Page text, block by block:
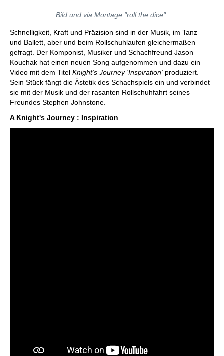
Bild und via Montage "roll the dice"
Schnelligkeit, Kraft und Präzision sind in der Musik, im Tanz
und Ballett, aber und beim Rollschuhlaufen gleichermaßen
gefragt. Der Komponist, Musiker und Schachfreund Jason
Kouchak hat einen neuen Song aufgenommen und dazu ein
Video mit dem Titel Knight's Journey 'Inspiration' produziert.
Sein Stück fängt die Ästetik des Schachspiels ein und verbindet
sie mit der Musik und der rasanten Rollschuhfahrt seines
Freundes Stephen Johnstone.
A Knight's Journey : Inspiration